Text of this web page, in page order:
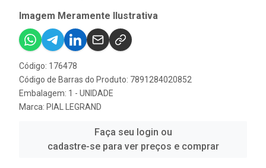
Imagem Meramente Ilustrativa
Código: 176478
Código de Barras do Produto: 7891284020852
Embalagem: 1 - UNIDADE
Marca: PIAL LEGRAND
Faça seu login ou
cadastre-se para ver preços e comprar